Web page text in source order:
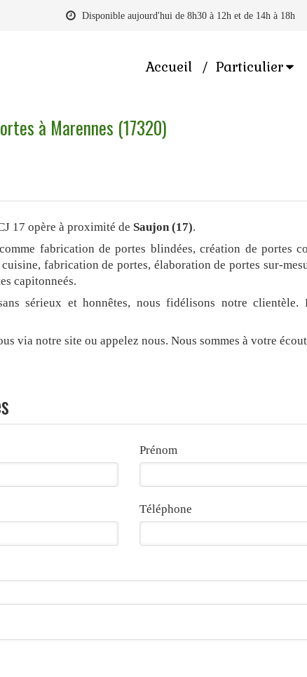
Disponible aujourd'hui de 8h30 à 12h et de 14h à 18h
Accueil Particulier
à Marennes (17320)
17 opère à proximité de Saujon (17).
fabrication de portes blindées, création de portes
fabrication de portes, élaboration de portes sur-
capitonneés.
sérieux et honnêtes, nous fidélisons notre clientèle.
via notre site ou appelez nous. Nous sommes à votre
Prénom
Téléphone